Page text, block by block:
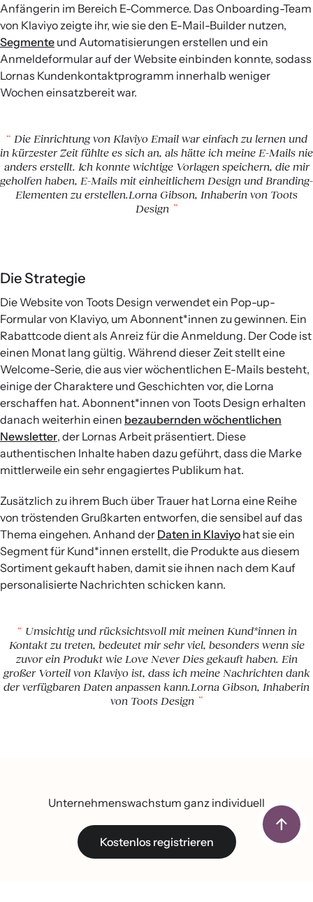
Anfängerin im Bereich E-Commerce. Das Onboarding-Team
von Klaviyo zeigte ihr, wie sie den E-Mail-Builder nutzen,
Segmente und Automatisierungen erstellen und ein
Anmeldeformular auf der Website einbinden konnte, sodass
Lornas Kundenkontaktprogramm innerhalb weniger
Wochen einsatzbereit war.
Die Einrichtung von Klaviyo Email war einfach zu lernen und
in kürzester Zeit fühlte es sich an, als hätte ich meine E-Mails nie
anders erstellt. Ich konnte wichtige Vorlagen speichern, die mir
geholfen haben, E-Mails mit einheitlichem Design und Branding-
Elementen zu erstellen.Lorna Gibson, Inhaberin von Toots
Design
Die Strategie
Die Website von Toots Design verwendet ein Pop-up-
Formular von Klaviyo, um Abonnent*innen zu gewinnen. Ein
Rabattcode dient als Anreiz für die Anmeldung. Der Code ist
einen Monat lang gültig. Während dieser Zeit stellt eine
Welcome-Serie, die aus vier wöchentlichen E-Mails besteht,
einige der Charaktere und Geschichten vor, die Lorna
erschaffen hat. Abonnent*innen von Toots Design erhalten
danach weiterhin einen bezaubernden wöchentlichen
Newsletter, der Lornas Arbeit präsentiert. Diese
authentischen Inhalte haben dazu geführt, dass die Marke
mittlerweile ein sehr engagiertes Publikum hat.
Zusätzlich zu ihrem Buch über Trauer hat Lorna eine Reihe
von tröstenden Grußkarten entworfen, die sensibel auf das
Thema eingehen. Anhand der Daten in Klaviyo hat sie ein
Segment für Kund*innen erstellt, die Produkte aus diesem
Sortiment gekauft haben, damit sie ihnen nach dem Kauf
personalisierte Nachrichten schicken kann.
Umsichtig und rücksichtsvoll mit meinen Kund*innen in
Kontakt zu treten, bedeutet mir sehr viel, besonders wenn sie
zuvor ein Produkt wie Love Never Dies gekauft haben. Ein
großer Vorteil von Klaviyo ist, dass ich meine Nachrichten dank
der verfügbaren Daten anpassen kann.Lorna Gibson, Inhaberin
von Toots Design
Unternehmenswachstum ganz individuell
Kostenlos registrieren